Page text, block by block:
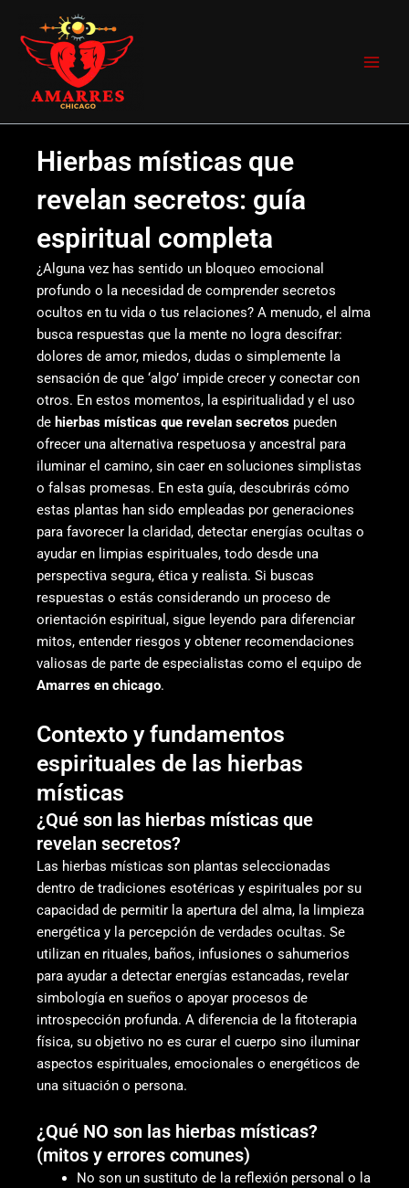
contenido
Hierbas místicas que
revelan secretos: guía
espiritual completa
¿Alguna vez has sentido un bloqueo emocional
profundo o la necesidad de comprender secretos
ocultos en tu vida o tus relaciones? A menudo, el alma
busca respuestas que la mente no logra descifrar:
dolores de amor, miedos, dudas o simplemente la
sensación de que ‘algo’ impide crecer y conectar con
otros. En estos momentos, la espiritualidad y el uso
de hierbas místicas que revelan secretos pueden
ofrecer una alternativa respetuosa y ancestral para
iluminar el camino, sin caer en soluciones simplistas
o falsas promesas. En esta guía, descubrirás cómo
estas plantas han sido empleadas por generaciones
para favorecer la claridad, detectar energías ocultas o
ayudar en limpias espirituales, todo desde una
perspectiva segura, ética y realista. Si buscas
respuestas o estás considerando un proceso de
orientación espiritual, sigue leyendo para diferenciar
mitos, entender riesgos y obtener recomendaciones
valiosas de parte de especialistas como el equipo de
Amarres en chicago.
Contexto y fundamentos
espirituales de las hierbas
místicas
¿Qué son las hierbas místicas que
revelan secretos?
Las hierbas místicas son plantas seleccionadas
dentro de tradiciones esotéricas y espirituales por su
capacidad de permitir la apertura del alma, la limpieza
energética y la percepción de verdades ocultas. Se
utilizan en rituales, baños, infusiones o sahumerios
para ayudar a detectar energías estancadas, revelar
simbología en sueños o apoyar procesos de
introspección profunda. A diferencia de la fitoterapia
física, su objetivo no es curar el cuerpo sino iluminar
aspectos espirituales, emocionales o energéticos de
una situación o persona.
¿Qué NO son las hierbas místicas?
(mitos y errores comunes)
No son un sustituto de la reflexión personal o la